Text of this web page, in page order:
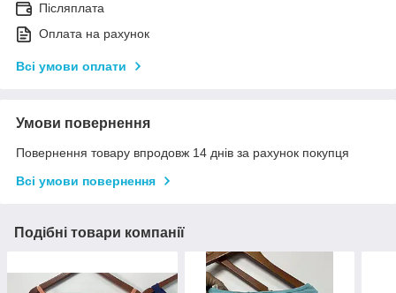
Післяплата
Оплата на рахунок
Всі умови оплати
Умови повернення
Повернення товару впродовж 14 днів за рахунок покупця
Всі умови повернення
Подібні товари компанії